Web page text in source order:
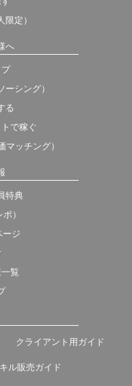
定）
へ
シング）
る
で稼ぐ
マッチング）
特典
）
ージ
覧
クライアント用ガイド
ル販売ガイド